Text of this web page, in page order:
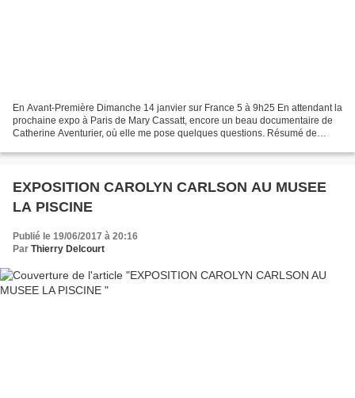
En Avant-Première Dimanche 14 janvier sur France 5 à 9h25 En attendant la
prochaine expo à Paris de Mary Cassatt, encore un beau documentaire de
Catherine Aventurier, où elle me pose quelques questions. Résumé de
EXPOSITION CAROLYN CARLSON AU MUSEE
LA PISCINE
Publié le 19/06/2017 à 20:16
Par Thierry Delcourt